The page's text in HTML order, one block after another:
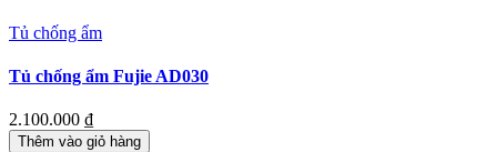
Tủ chống ẩm
Tủ chống ẩm Fujie AD030
2.100.000 ₫
Thêm vào giỏ hàng